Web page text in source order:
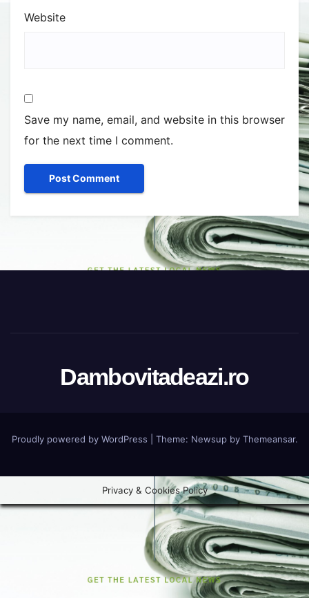
Website
Save my name, email, and website in this browser
for the next time I comment.
Dambovitadeazi.ro
Proudly powered by WordPress Theme: Newsupby Themeansar.
Privacy & Cookies Policy